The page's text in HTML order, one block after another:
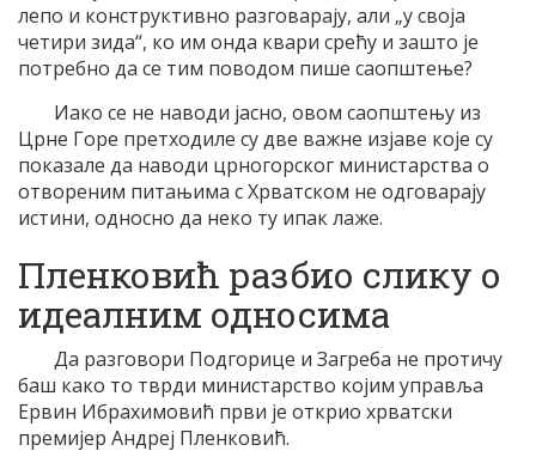
лепо и конструктивно разговарају, али „у своја
четири зида“, ко им онда квари срећу и зашто је
потребно да се тим поводом пише саопштење?
Иако се не наводи јасно, овом саопштењу из
Црне Горе претходиле су две важне изјаве које су
показале да наводи црногорског министарства о
отвореним питањима с Хрватском не одговарају
истини, односно да неко ту ипак лаже.
Пленковић разбио слику о
идеалним односима
Да разговори Подгорице и Загреба не протичу
баш како то тврди министарство којим управља
Ервин Ибрахимовић први је открио хрватски
премијер Андреј Пленковић.